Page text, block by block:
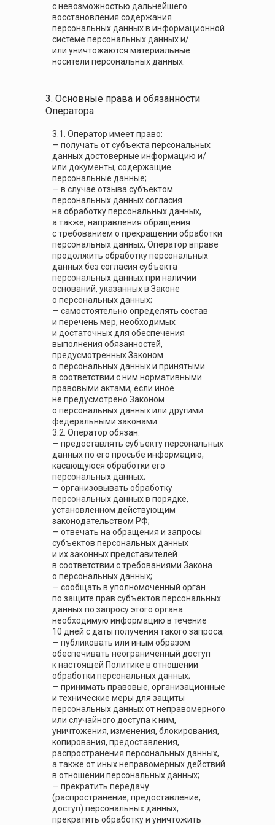
3. Основные права и обязанности
Оператора
с невозможностью дальнейшего
восстановления содержания
персональных данных в информационной
системе персональных данных и/
или уничтожаются материальные
носители персональных данных.
3.1. Оператор имеет право:
— получать от субъекта персональных
данных достоверные информацию и/
или документы, содержащие
персональные данные;
— в случае отзыва субъектом
персональных данных согласия
на обработку персональных данных,
а также, направления обращения
с требованием о прекращении обработки
персональных данных, Оператор вправе
продолжить обработку персональных
данных без согласия субъекта
персональных данных при наличии
оснований, указанных в Законе
о персональных данных;
— самостоятельно определять состав
и перечень мер, необходимых
и достаточных для обеспечения
выполнения обязанностей,
предусмотренных Законом
о персональных данных и принятыми
в соответствии с ним нормативными
правовыми актами, если иное
не предусмотрено Законом
о персональных данных или другими
федеральными законами.
3.2. Оператор обязан:
— предоставлять субъекту персональных
данных по его просьбе информацию,
касающуюся обработки его
персональных данных;
— организовывать обработку
персональных данных в порядке,
установленном действующим
законодательством РФ;
— отвечать на обращения и запросы
субъектов персональных данных
и их законных представителей
в соответствии с требованиями Закона
о персональных данных;
— сообщать в уполномоченный орган
по защите прав субъектов персональных
данных по запросу этого органа
необходимую информацию в течение
10 дней с даты получения такого запроса;
— публиковать или иным образом
обеспечивать неограниченный доступ
к настоящей Политике в отношении
обработки персональных данных;
— принимать правовые, организационные
и технические меры для защиты
персональных данных от неправомерного
или случайного доступа к ним,
уничтожения, изменения, блокирования,
копирования, предоставления,
распространения персональных данных,
а также от иных неправомерных действий
в отношении персональных данных;
— прекратить передачу
(распространение, предоставление,
доступ) персональных данных,
прекратить обработку и уничтожить